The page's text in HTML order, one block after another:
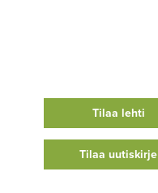
Tilaa lehti
Tilaa uutiskirje